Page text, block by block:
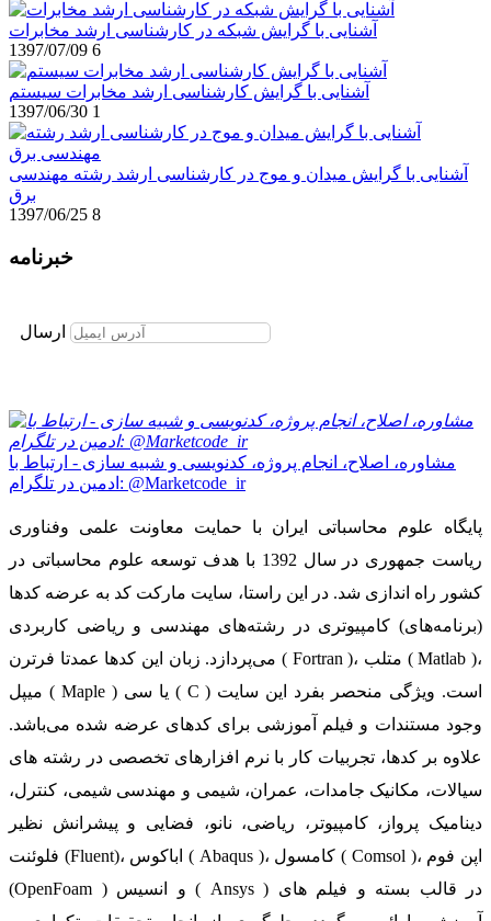
آشنایی با گرایش شبکه در کارشناسی ارشد مخابرات
1397/07/09 6
آشنایی با گرایش کارشناسی ارشد مخابرات سیستم
1397/06/30 1
آشنایی با گرایش میدان و موج در کارشناسی ارشد رشته مهندسی
برق
1397/06/25 8
خبرنامه
ارسال
مشاوره، اصلاح، انجام پروژه، کدنویسی و شبیه سازی - ارتباط با
ادمین در تلگرام: @Marketcode_ir
پایگاه علوم محاسباتی ایران با حمایت معاونت علمی وفناوری
ریاست جمهوری در سال 1392 با هدف توسعه علوم محاسباتی در
کشور راه اندازی شد. در این راستا، سایت مارکت کد به عرضه کدها
(برنامه‌های) کامپیوتری در رشته‌های مهندسی و ریاضی کاربردی
می‌پردازد. زبان این کدها عمدتا فرترن ( Fortran )، متلب ( Matlab )،
میپل ( Maple ) یا سی ( C ) است. ویژگی منحصر بفرد این سایت
وجود مستندات و فیلم آموزشی برای کدهای عرضه شده می‌باشد.
علاوه بر کدها، تجربیات کار با نرم افزارهای تخصصی در رشته های
سیالات، مکانیک جامدات، عمران، شیمی و مهندسی شیمی، کنترل،
دینامیک پرواز، کامپیوتر، ریاضی، نانو، فضایی و پیشرانش نظیر
فلوئنت (Fluent)، اباکوس ( Abaqus )، کامسول ( Comsol )، اپن فوم
(OpenFoam ) و انسیس ( Ansys ) در قالب بسته‌ و فیلم های